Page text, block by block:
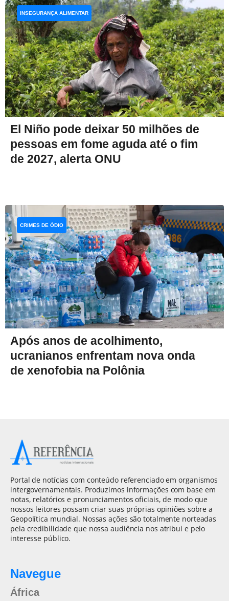
El Niño pode deixar 50 milhões de
pessoas em fome aguda até o fim
de 2027, alerta ONU
INSEGURANÇA ALIMENTAR
Após anos de acolhimento,
ucranianos enfrentam nova onda
de xenofobia na Polônia
CRIMES DE ÓDIO
Portal de notícias com conteúdo referenciado em organismos
intergovernamentais. Produzimos informações com base em
notas, relatórios e pronunciamentos oficiais, de modo que
nossos leitores possam criar suas próprias opiniões sobre a
Geopolítica mundial. Nossas ações são totalmente norteadas
pela credibilidade que nossa audiência nos atribui e pelo
interesse público.
Navegue
África